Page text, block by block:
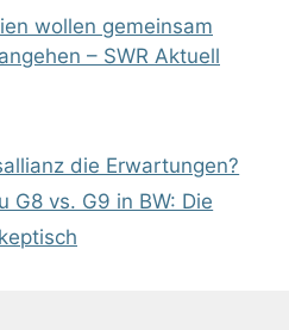
wollen gemeinsam
– SWR Aktuell
die Erwartungen?
G8 vs. G9 in BW: Die